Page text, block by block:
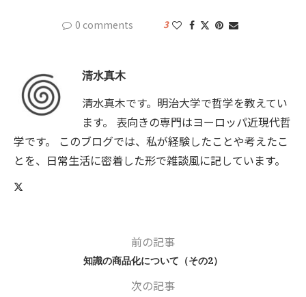
0 comments 3
清水真木
清水真木です。明治大学で哲学を教えてい
ます。 表向きの専門はヨーロッパ近現代哲
学です。 このブログでは、私が経験したことや考えたこ
とを、日常生活に密着した形で雑談風に記しています。
前の記事
知識の商品化について（その2）
次の記事